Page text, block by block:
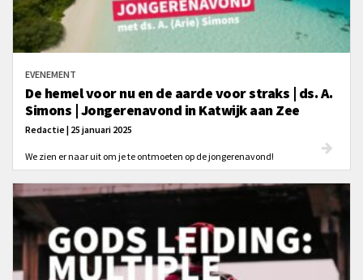
EVENEMENT
De hemel voor nu en de aarde voor straks | ds. A.
Simons | Jongerenavond in Katwijk aan Zee
Redactie | 25 januari 2025
We zien er naar uit om je te ontmoeten op de jongerenavond!